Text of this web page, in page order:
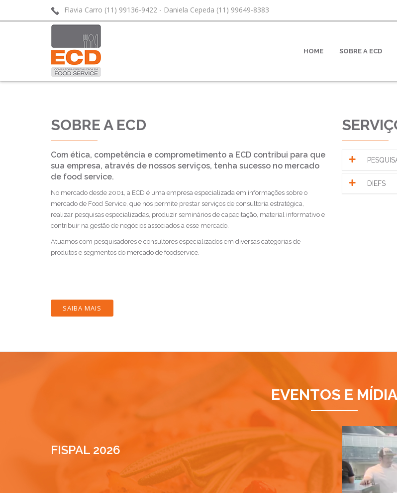
Flavia Carro (11) 99136-9422 - Daniela Cepeda (11) 99649-8383
HOME SOBRE A ECD
SOBRE A ECD
Com ética, competência e comprometimento a ECD contribui para que
sua empresa, através de nossos serviços, tenha sucesso no mercado
de food service.
No mercado desde 2001, a ECD é uma empresa especializada em informações sobre o
mercado de Food Service, que nos permite prestar serviços de consultoria estratégica,
realizar pesquisas especializadas, produzir seminários de capacitação, material informativo e
contribuir na gestão de negócios associados a esse mercado.
Atuamos com pesquisadores e consultores especializados em diversas categorias de
produtos e segmentos do mercado de foodservice.
SAIBA MAIS
DIEFS
EVENTOS E MÍDIA
FISPAL 2026